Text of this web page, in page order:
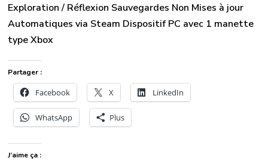
Exploration / Réflexion Sauvegardes Non Mises à jour
Automatiques via Steam Dispositif PC avec 1 manette
type Xbox
Partager :
Facebook X LinkedIn
WhatsApp Plus
J’aime ça :